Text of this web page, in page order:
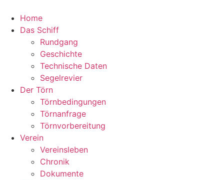
Inhalt
wechseln
Home
Das Schiff
Rundgang
Geschichte
Technische Daten
Segelrevier
Der Törn
Törnbedingungen
Törnanfrage
Törnvorbereitung
Verein
Vereinsleben
Chronik
Dokumente